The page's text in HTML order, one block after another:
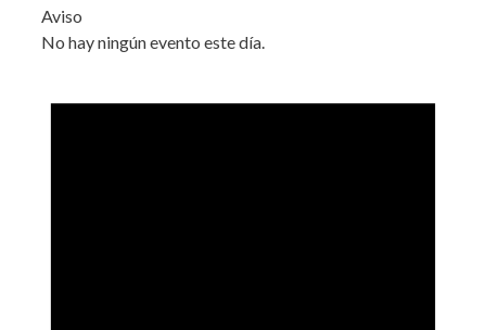
Aviso
No hay ningún evento este día.